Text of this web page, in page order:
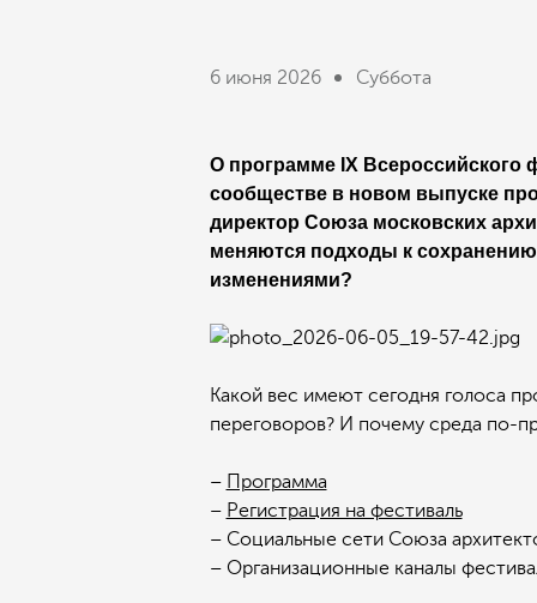
6 июня 2026 Суббота
О программе IX Всероссийского
сообществе в новом выпуске
директор Союза московских
меняются подходы к сохранению
изменениями?
Какой вес имеют сегодня голоса
переговоров? И почему среда по-
– Программа
– Регистрация на фестиваль
– Социальные сети Союза
– Организационные каналы